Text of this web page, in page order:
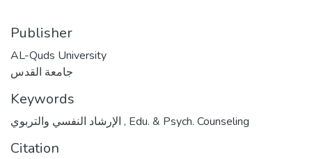
Publisher
AL-Quds University
جامعة القدس
Keywords
, Edu. & Psych. Counseling
Citation